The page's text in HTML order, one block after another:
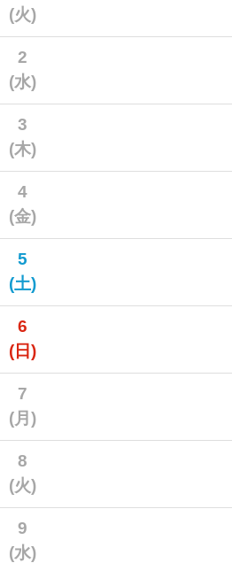
(火)
2
(水)
3
(木)
4
(金)
5
(土)
6
(日)
7
(月)
8
(火)
9
(水)